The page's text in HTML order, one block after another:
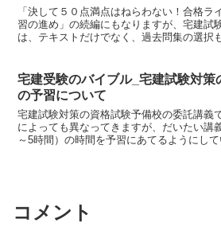
「決して５０点満点はねらわない！合格ラ
習の進め」の続編にもなりますが、宅建試
は、テキストだけでなく、過去問集の選択
宅建受験のバイブル_宅建試験対策
の予習について
宅建試験対策の資格試験予備校の委託講義
によっても異なってきますが、だいたい講
～5時間）の時間を予習にあてるようにし
コメント